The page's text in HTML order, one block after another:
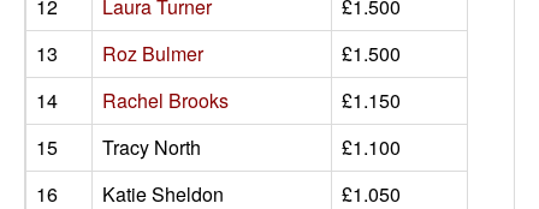
12
Laura Turner
£1.500
13
Roz Bulmer
£1.500
14
Rachel Brooks
£1.150
15
Tracy North
£1.100
16
Katie Sheldon £1.050